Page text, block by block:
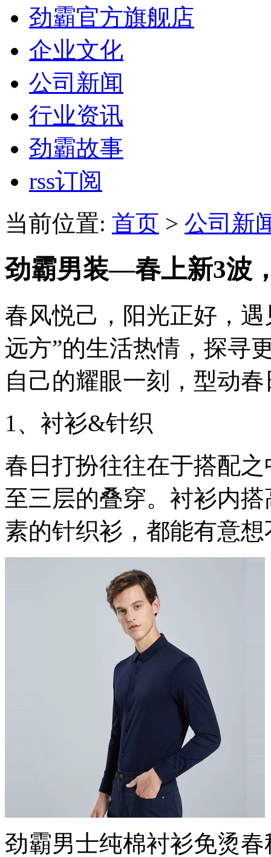
劲霸官方旗舰店
企业文化
公司新闻
行业资讯
劲霸故事
rss订阅
当前位置: 首页 > 公司新
劲霸男装—春上新3波
春风悦己，阳光正好，
远方”的生活热情，探寻
自己的耀眼一刻，型动
1、衬衫&针织
春日打扮往往在于搭配
至三层的叠穿。衬衫内
素的针织衫，都能有意
劲霸男士纯棉衬衫免烫